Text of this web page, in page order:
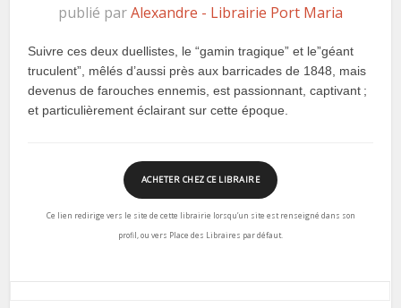
publié parAlexandre - Librairie Port Maria
Suivre ces deux duellistes, le “gamin tragique” et le”géant
truculent”, mêlés d’aussi près aux barricades de 1848, mais
devenus de farouches ennemis, est passionnant, captivant ;
et particulièrement éclairant sur cette époque.
ACHETER CHEZ CE LIBRAIRE
Ce lien redirige vers le site de cette librairie lorsqu’un site est renseigné dans son
profil, ou vers Place des Libraires par défaut.